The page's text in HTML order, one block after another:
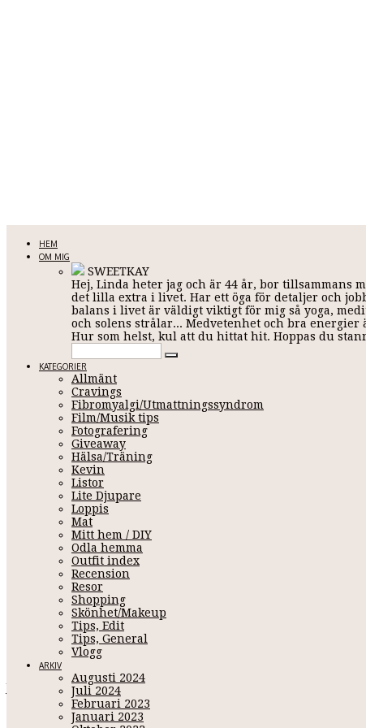
HEM
OM MIG
SWEETKAY
Hej, Linda heter jag och är 44 år, bor tillsammans
det lilla extra i livet. Har ett öga för detaljer och
balans i livet är väldigt viktigt för mig så yoga,
och solens strålar... Medvetenhet och bra
Hur som helst, kul att du hittat hit. Hoppas du
KATEGORIER
Allmänt
Cravings
Fibromyalgi/Utmattningssyndrom
Film/Musik tips
Fotografering
Giveaway
Hälsa/Träning
Kevin
Listor
Lite Djupare
Loppis
Mat
Mitt hem / DIY
Odla hemma
Outfit index
Recension
Resor
Shopping
Skönhet/Makeup
Tips, Edit
Tips, General
Vlogg
ARKIV
Augusti 2024
Juli 2024
Februari 2023
Januari 2023
LINDA KARLSSON
Allt mellan himmel och jord
Augusti 2, 2021 14:26
Om det är något jag lärt mig detta år,
med sig själv, lära sig mer om sig själv och växa. Ta bort all
och man sätter ner foten. Ta ingen jävla skit! Shit vad det är
berätta mer om vad jag tagit tag i detta år för att släppa saker
Jag har gjort om här hemma igen,
här. På kontoret,ha haback to basic. Och jag är så nöjd, med
leka med smink igen så igår testade jag på lite nytheter jag